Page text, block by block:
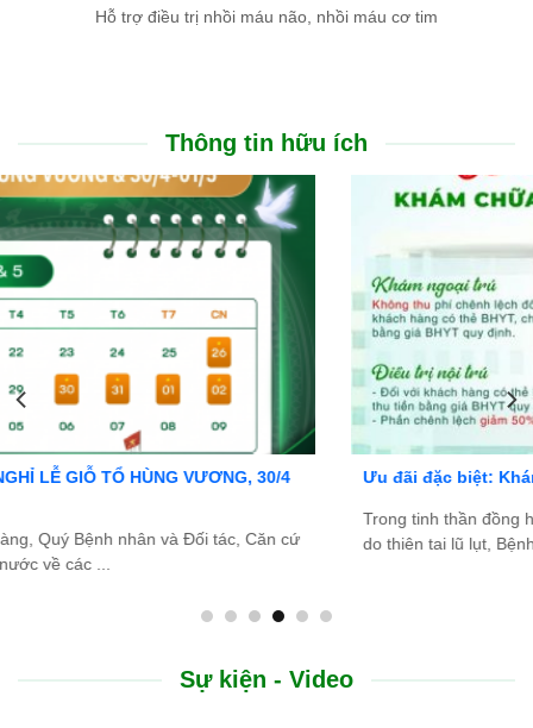
Hỗ trợ điều trị nhồi máu não, nhồi máu cơ tim
Thông tin hữu ích
Ưu đãi đặc biệt: Khám chữa bệnh áp dụng BHYT
Trong tinh thần đồng hành cùng người dân vượt qua khó khăn
do thiên tai lũ lụt, Bệnh viện Bình Dân ...
Sự kiện - Video